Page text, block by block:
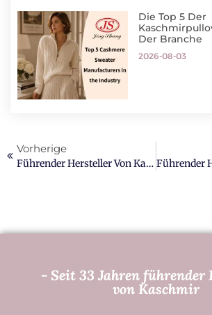
Die Top 5 Der
Der Branche
2026-08-03
Vorherige
Führender Hersteller Von Kaschmirschals In China
- Seit 33 Jahren führender
von Kaschmir